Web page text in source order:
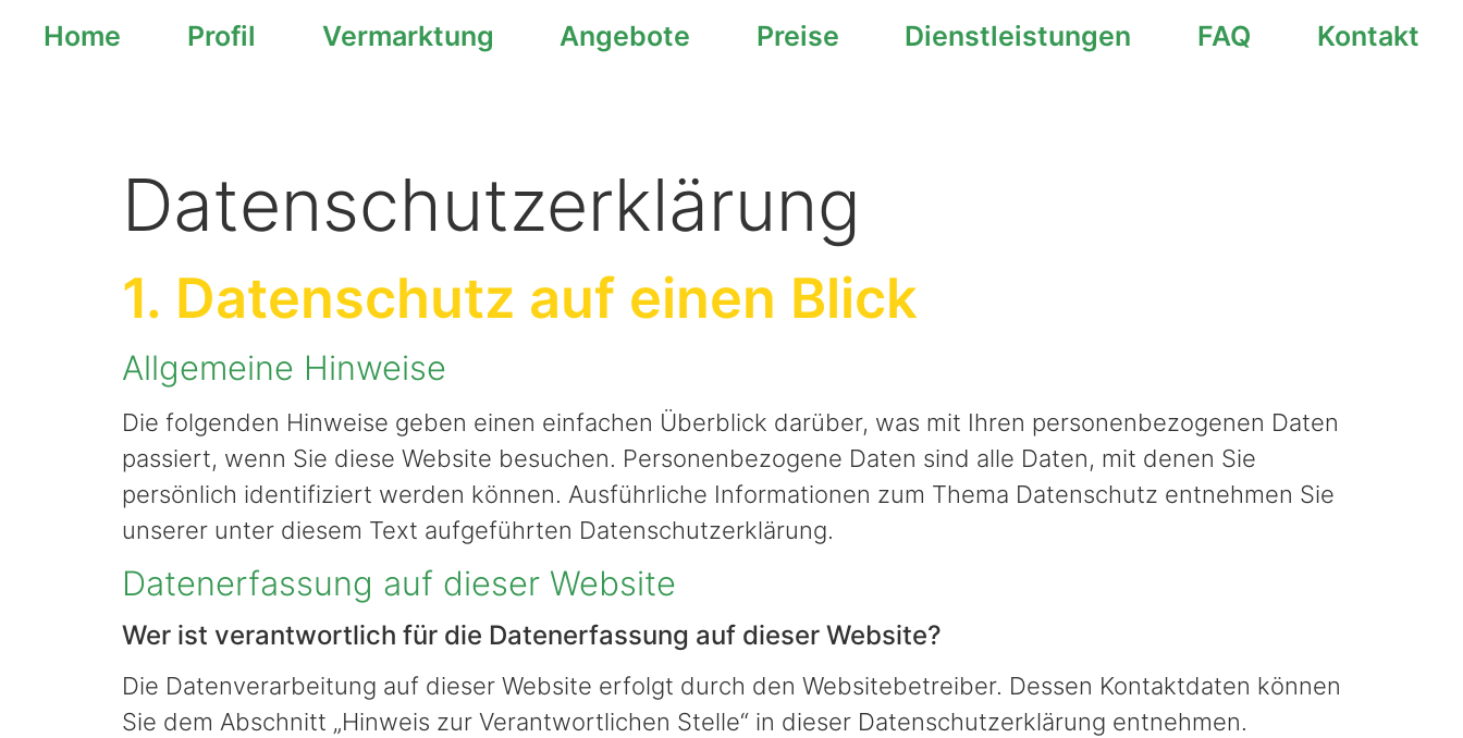
springen
Home Profil Vermarktung Angebote Preise Dienstleistungen FAQ Kontakt
Datenschutz­erklärung
1. Datenschutz auf einen Blick
Allgemeine Hinweise
Die folgenden Hinweise geben einen einfachen Überblick darüber, was mit Ihren personenbezogenen Daten
passiert, wenn Sie diese Website besuchen. Personenbezogene Daten sind alle Daten, mit denen Sie
persönlich identifiziert werden können. Ausführliche Informationen zum Thema Datenschutz entnehmen Sie
unserer unter diesem Text aufgeführten Datenschutzerklärung.
Datenerfassung auf dieser Website
Wer ist verantwortlich für die Datenerfassung auf dieser Website?
Die Datenverarbeitung auf dieser Website erfolgt durch den Websitebetreiber. Dessen Kontaktdaten können
Sie dem Abschnitt „Hinweis zur Verantwortlichen Stelle“ in dieser Datenschutzerklärung entnehmen.